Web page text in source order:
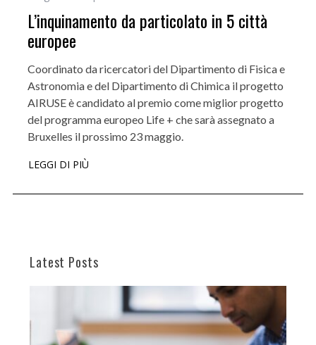
L’inquinamento da particolato in 5 città
europee
Coordinato da ricercatori del Dipartimento di Fisica e
Astronomia e del Dipartimento di Chimica il progetto
AIRUSE è candidato al premio come miglior progetto
del programma europeo Life + che sarà assegnato a
Bruxelles il prossimo 23 maggio.
LEGGI DI PIÙ
Latest Posts